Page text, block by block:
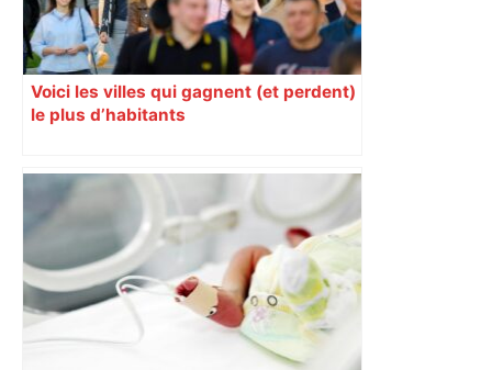
Voici les villes qui gagnent (et perdent)
le plus d’habitants